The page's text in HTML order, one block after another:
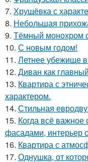
7. Хрущёвка с
8. Небольшая
9. Тёмный монохром
10. С новым годом!
11. Летнее убежище
12. Диван как
13. Квартира с
характером.
14. Стильная
15. Когда всё важное
фасадами, интерьер
16. Квартира с
17. Однушка, от